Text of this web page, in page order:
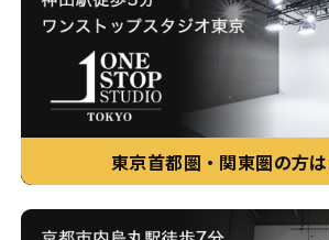
東京首都圏・関東圏の方